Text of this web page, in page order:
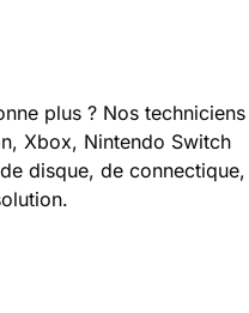
plus ? Nos techniciens
Xbox, Nintendo Switch
disque, de connectique,